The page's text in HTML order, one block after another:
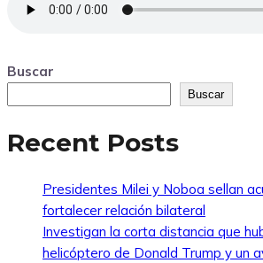
Buscar
Buscar
Recent Posts
Presidentes Milei y Noboa sellan
fortalecer relación bilateral
Investigan la corta distancia que
helicóptero de Donald Trump y un